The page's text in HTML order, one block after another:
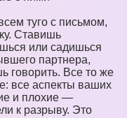
туго с письмом,
Ставишь
или садишься
партнера,
говорить. Все то же
все аспекты ваших
и плохие —
к разрыву. Это